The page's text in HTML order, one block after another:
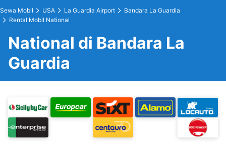
Sewa Mobil USA La Guardia Airport
Bandara La Guardia
Rental Mobil National
National di Bandara La
Guardia